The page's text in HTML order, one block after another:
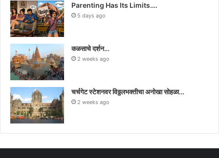
Parenting Has Its Limits….
5 days ago
कळसाचे दर्शन…
2 weeks ago
चर्चगेट स्टेशनवर विठ्ठलभक्तीचा अनोखा सोहळा…
2 weeks ago